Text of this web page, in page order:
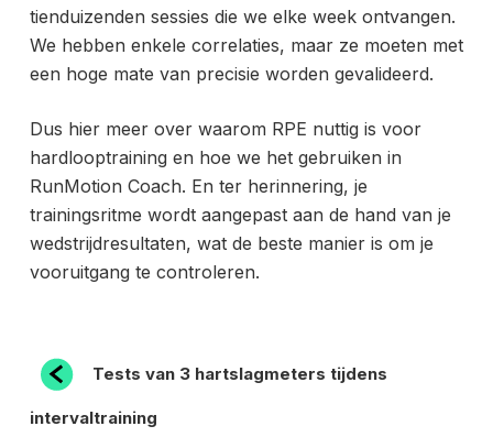
tienduizenden sessies die we elke week ontvangen.
We hebben enkele correlaties, maar ze moeten met
een hoge mate van precisie worden gevalideerd.
Dus hier meer over waarom RPE nuttig is voor
hardlooptraining en hoe we het gebruiken in
RunMotion Coach. En ter herinnering, je
trainingsritme wordt aangepast aan de hand van je
wedstrijdresultaten, wat de beste manier is om je
vooruitgang te controleren.
BERICHT
NAVIGATIE
Vorig
bericht
Tests van 3 hartslagmeters tijdens
intervaltraining